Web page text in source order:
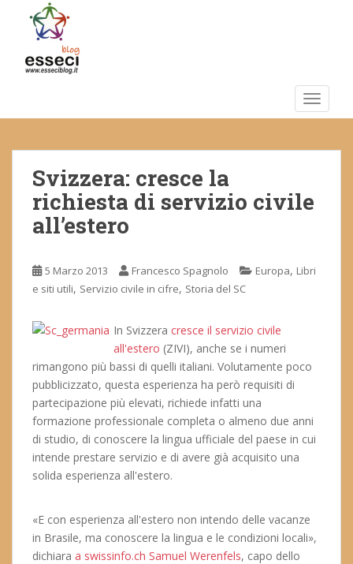
m
Svizzera: cresce la
richiesta di servizio civile
all’estero
5 Marzo 2013 Francesco Spagnolo Europa, Libri
e siti utili, Servizio civile in cifre, Storia del SC
In Svizzera cresce il servizio civile
all'estero (ZIVI), anche se i numeri
rimangono più bassi di quelli italiani. Volutamente poco
pubblicizzato, questa esperienza ha però requisiti di
partecipazione più elevati, richiede infatti una
formazione professionale completa o almeno due anni
di studio, di conoscere la lingua ufficiale del paese in cui
intende prestare servizio e di avere già acquisito una
solida esperienza all'estero.
«E con esperienza all'estero non intendo delle vacanze
in Brasile, ma conoscere la lingua e le condizioni locali»,
dichiara a swissinfo.ch Samuel Werenfels, capo dello